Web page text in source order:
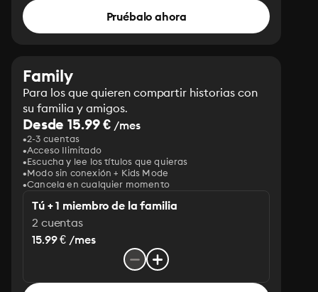
Pruébalo ahora
Family
Para los que quieren compartir historias con
su familia y amigos.
Desde 15.99 € /mes
2-3 cuentas
Acceso Ilimitado
Escucha y lee los títulos que quieras
Modo sin conexión + Kids Mode
Cancela en cualquier momento
Tú + 1 miembro de la familia
2 cuentas
15.99 € /mes